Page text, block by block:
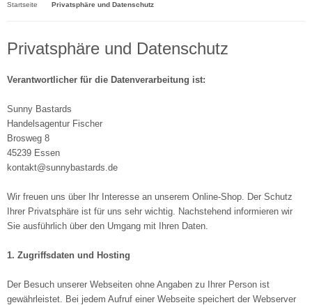
Startseite Privatsphäre und Datenschutz
Privatsphäre und Datenschutz
Verantwortlicher für die Datenverarbeitung ist:
Sunny Bastards
Handelsagentur Fischer
Brosweg 8
45239 Essen
kontakt@sunnybastards.de
Wir freuen uns über Ihr Interesse an unserem Online-Shop. Der Schutz
Ihrer Privatsphäre ist für uns sehr wichtig. Nachstehend informieren wir
Sie ausführlich über den Umgang mit Ihren Daten.
1. Zugriffsdaten und Hosting
Der Besuch unserer Webseiten ohne Angaben zu Ihrer Person ist
gewährleistet. Bei jedem Aufruf einer Webseite speichert der Webserver